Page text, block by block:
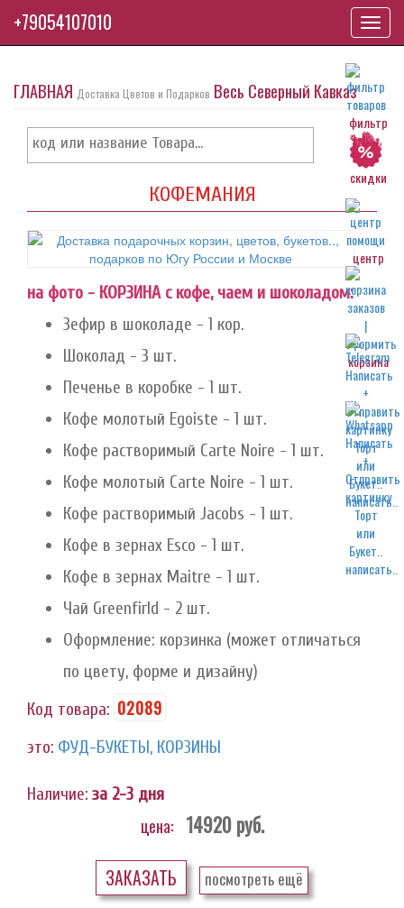
фильтр
скидки
центр
корзина
написать..
написать..
ГЛАВНАЯ Доставка Цветов и Подарков Весь Северный Кавказ
КОФЕМАНИЯ
на фото - КОРЗИНА с кофе, чаем и шоколадом:
Зефир в шоколаде - 1 кор.
Шоколад - 3 шт.
Печенье в коробке - 1 шт.
Кофе молотый Egoiste - 1 шт.
Кофе растворимый Carte Noire - 1 шт.
Кофе молотый Carte Noire - 1 шт.
Кофе растворимый Jacobs - 1 шт.
Кофе в зернах Esco - 1 шт.
Кофе в зернах Maitre - 1 шт.
Чай Greenfirld - 2 шт.
Оформление: корзинка (может отличаться
по цвету, форме и дизайну)
Код товара: 02089
это: ФУД-БУКЕТЫ, КОРЗИНЫ
Наличие: за 2-3 дня
цена: 14920руб.
ЗАКАЗАТЬ посмотреть ещё
+79054107010